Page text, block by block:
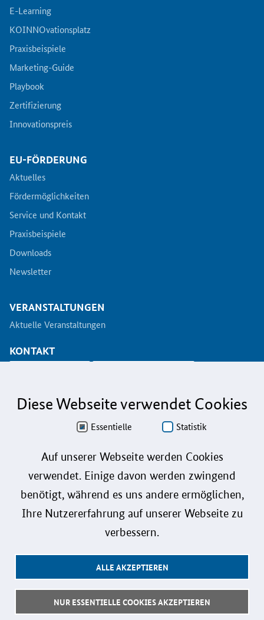
E-Learning
KOINNOvationsplatz
Praxisbeispiele
Marketing-Guide
Playbook
Zertifizierung
Innovationspreis
EU-FÖRDERUNG
Aktuelles
Fördermöglichkeiten
Service und Kontakt
Praxisbeispiele
Downloads
Newsletter
VERANSTALTUNGEN
Aktuelle Veranstaltungen
KONTAKT
Aus Gründen der besseren Lesbarkeit wird auf die gleichzeitige Verwendung der
Personenbezeichnungen gelten gleichermaßen für alle Geschlechter.
Datenschutz
Barrierefreiheit
Gebärdensprache
Diese Webseite verwendet Cookies
Essentielle Statistik
Auf unserer Webseite werden Cookies
verwendet. Einige davon werden zwingend
benötigt, während es uns andere ermöglichen,
Ihre Nutzererfahrung auf unserer Webseite zu
verbessern.
ALLE AKZEPTIEREN
NUR ESSENTIELLE COOKIES AKZEPTIEREN